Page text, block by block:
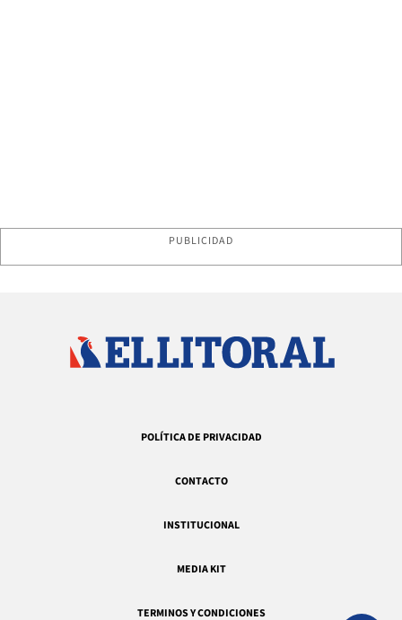
PUBLICIDAD
POLÍTICA DE PRIVACIDAD
CONTACTO
INSTITUCIONAL
MEDIA KIT
TERMINOS Y CONDICIONES